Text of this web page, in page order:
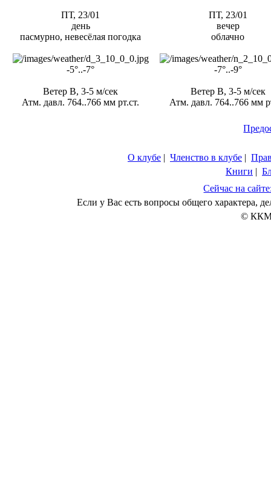
ПТ, 23/01
день
пасмурно, невесёлая погодка
-5°..-7°
Ветер В, 3-5 м/сек
Атм. давл. 764..766 мм рт.ст.
ПТ, 23/01
вечер
облачно
-7°..-9°
Ветер В, 3-5 м/сек
Атм. давл. 764..766 мм
О клубе | Членство в клубе |
Книги |
Сейчас на
Если у Вас есть вопросы общего характера,
© ККМ